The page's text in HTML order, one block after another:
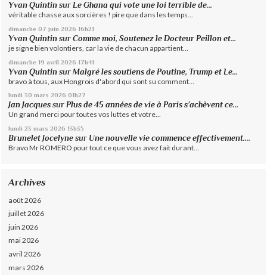
Yvan Quintin surLe Ghana qui vote une loi terrible de...
véritable chasse aux sorcières ! pire que dans les temps...
dimanche 07 juin 2026 16h21
Yvan Quintin surComme moi, Soutenez le Docteur Peillon et...
je signe bien volontiers, car la vie de chacun appartient...
dimanche 19 avril 2026 17h41
Yvan Quintin surMalgré les soutiens de Poutine, Trump et Le...
bravo à tous, aux Hongrois d'abord qui sont su comment...
lundi 30 mars 2026 01h27
Jan Jacques surPlus de 45 années de vie à Paris s’achèvent ce...
Un grand merci pour toutes vos luttes et votre...
lundi 23 mars 2026 13h35
Brunelet Jocelyne sur Une nouvelle vie commence effectivement....
Bravo Mr ROMERO pour tout ce que vous avez fait durant...
Archives
août 2026
juillet 2026
juin 2026
mai 2026
avril 2026
mars 2026